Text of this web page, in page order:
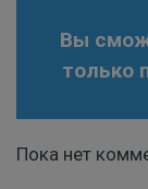
Вы
только
Пока нет